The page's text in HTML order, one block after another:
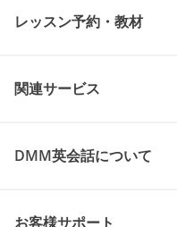
レッスン予約・教材
関連サービス
DMM英会話について
お客様サポート